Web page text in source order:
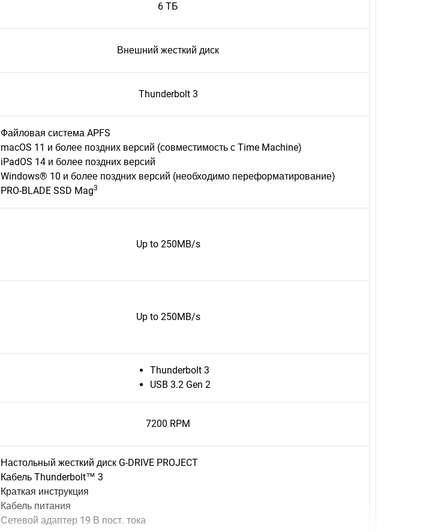
6 ТБ
Внешний жесткий диск
Thunderbolt 3
Файловая система APFS
macOS 11 и более поздних версий (совместимость с Time Machine)
iPadOS 14 и более поздних версий
Windows® 10 и более поздних версий (необходимо переформатирование)
PRO-BLADE SSD Mag3
Up to 250MB/s
Up to 250MB/s
Thunderbolt 3
USB 3.2 Gen 2
7200 RPM
Настольный жесткий диск G-DRIVE PROJECT
Кабель Thunderbolt™ 3
Краткая инструкция
Кабель питания
Сетевой адаптер 19 В пост. тока